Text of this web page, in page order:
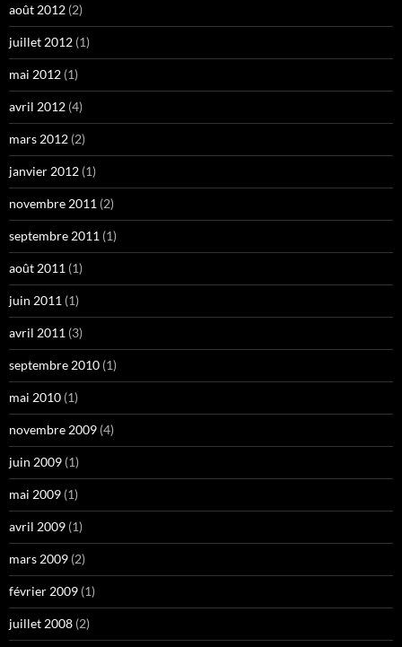
août 2012 (2)
juillet 2012 (1)
mai 2012 (1)
avril 2012 (4)
mars 2012 (2)
janvier 2012 (1)
novembre 2011 (2)
septembre 2011 (1)
août 2011 (1)
juin 2011 (1)
avril 2011 (3)
septembre 2010 (1)
mai 2010 (1)
novembre 2009 (4)
juin 2009 (1)
mai 2009 (1)
avril 2009 (1)
mars 2009 (2)
février 2009 (1)
juillet 2008 (2)